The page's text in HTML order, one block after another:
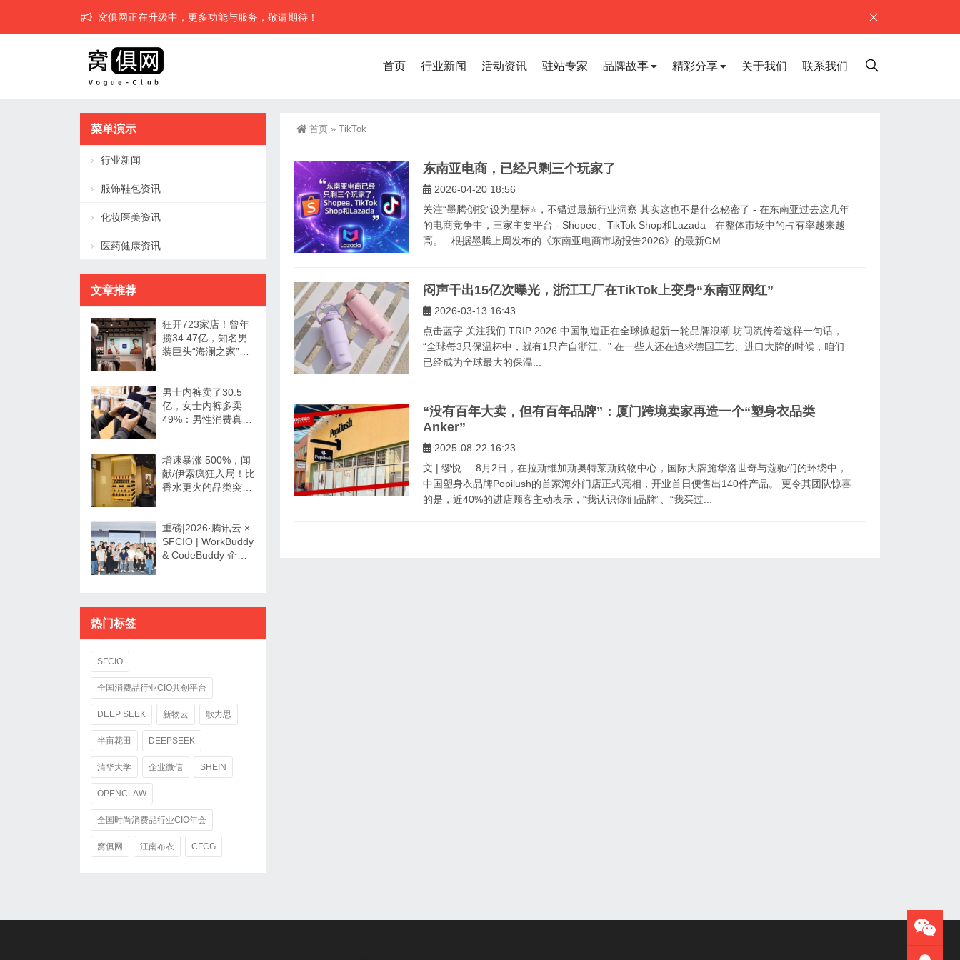
窝俱网正在升级中，更多功能与服务，敬请期待！
首页 行业新闻 活动资讯 驻站专家 品牌故事 精彩分享 关于我们 联系我们
首页 » TikTok
东南亚电商，已经只剩三个玩家了
2026-04-20 18:56
关注“墨腾创投”设为星标⭐，不错过最新行业洞察 其实这也不是什么秘密了 - 在东南亚过去这几年
的电商竞争中，三家主要平台 - Shopee、TikTok Shop和Lazada - 在整体市场中的占有率越来越
高。 根据墨腾上周发布的《东南亚电商市场报告2026》的最新GM...
闷声干出15亿次曝光，浙江工厂在TikTok上变身“东南亚网红”
2026-03-13 16:43
点击蓝字 关注我们 TRIP 2026 中国制造正在全球掀起新一轮品牌浪潮 坊间流传着这样一句话，
“全球每3只保温杯中，就有1只产自浙江。” 在一些人还在追求德国工艺、进口大牌的时候，咱们
已经成为全球最大的保温...
“没有百年大卖，但有百年品牌”：厦门跨境卖家再造一个“塑身衣品类
Anker”
2025-08-22 16:23
文 | 缪悦 8月2日，在拉斯维加斯奥特莱斯购物中心，国际大牌施华洛世奇与蔻驰们的环绕中，
中国塑身衣品牌Popilush的首家海外门店正式亮相，开业首日便售出140件产品。 更令其团队惊喜
的是，近40%的进店顾客主动表示，“我认识你们品牌”、“我买过...
菜单演示
行业新闻
服饰鞋包资讯
化妆医美资讯
医药健康资讯
文章推荐
狂开723家店！曾年
揽34.47亿，知名男
装巨头“海澜之家”帮
男士内裤卖了30.5
亿，女士内裤多卖
49%：男性消费真的
增速暴涨 500%，闻
献/伊索疯狂入局！比
香水更火的品类突然
重磅|2026·腾讯云 ×
SFCIO | WorkBuddy
& CodeBuddy 企业
热门标签
SFCIO
全国消费品行业CIO共创平台
DEEP SEEK 新物云 歌力思
半亩花田 DEEPSEEK
清华大学 企业微信 SHEIN
OPENCLAW
全国时尚消费品行业CIO年会
窝俱网 江南布衣 CFCG